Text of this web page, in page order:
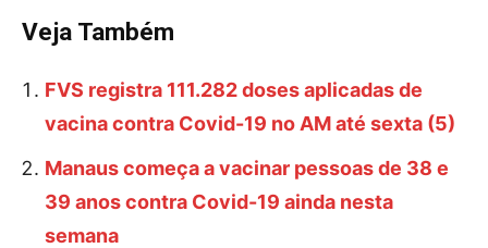
Veja Também
FVS registra 111.282 doses aplicadas de
vacina contra Covid-19 no AM até sexta (5)
Manaus começa a vacinar pessoas de 38 e
39 anos contra Covid-19 ainda nesta
semana